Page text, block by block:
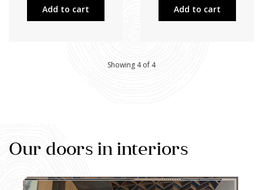
Add to cart Add to cart
Showing 4 of 4
Our doors in interiors